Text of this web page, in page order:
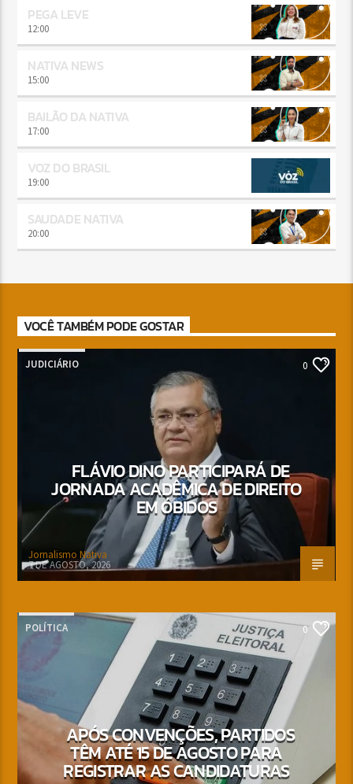
PEGA LEVE
12:00
NATIVA NEWS
15:00
BAILÃO DA NATIVA
17:00
VOZ DO BRASIL
19:00
SAUDADE NATIVA
20:00
VOCÊ TAMBÉM PODE GOSTAR
JUDICIÁRIO 0
FLÁVIO DINO PARTICIPARÁ DE
JORNADA ACADÊMICA DE DIREITO
EM ÓBIDOS
Jornalismo Nativa
7 DE AGOSTO, 2026
POLÍTICA 0
APÓS CONVENÇÕES, PARTIDOS
TÊM ATÉ 15 DE AGOSTO PARA
REGISTRAR AS CANDIDATURAS